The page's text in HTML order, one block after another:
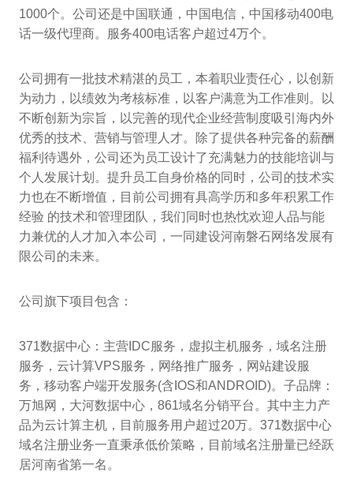
1000个。公司还是中国联通，中国电信，中国移动400电
话一级代理商。服务400电话客户超过4万个。
公司拥有一批技术精湛的员工，本着职业责任心，以创新
为动力，以绩效为考核标准，以客户满意为工作准则。以
不断创新为宗旨，以完善的现代企业经营制度吸引海内外
优秀的技术、营销与管理人才。除了提供各种完备的薪酬
福利待遇外，公司还为员工设计了充满魅力的技能培训与
个人发展计划。提升员工自身价格的同时，公司的技术实
力也在不断增值，目前公司拥有具高学历和多年积累工作
经验 的技术和管理团队，我们同时也热忱欢迎人品与能
力兼优的人才加入本公司，一同建设河南磐石网络发展有
限公司的未来。
公司旗下项目包含：
371数据中心：主营IDC服务，虚拟主机服务，域名注册
服务，云计算VPS服务，网络推广服务，网站建设服
务，移动客户端开发服务(含IOS和ANDROID)。子品牌：
万旭网，大河数据中心，861域名分销平台。其中主力产
品为云计算主机，目前服务用户超过20万。371数据中心
域名注册业务一直秉承低价策略，目前域名注册量已经跃
居河南省第一名。